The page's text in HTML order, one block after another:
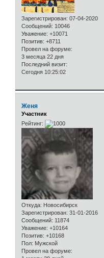
Зарегистрирован: 07-04-2020
Сообщений: 10046
Уважение: +10071
Позитив: +8711
Провел на форуме:
3 месяца 22 дня
Последний визит:
Сегодня 10:25:02
Женя
Участник
Рейтинг:
Откуда: Новосибирск
Зарегистрирован: 31-01-2016
Сообщений: 11874
Уважение: +10164
Позитив: +10168
Пол: Мужской
Провел на форуме: